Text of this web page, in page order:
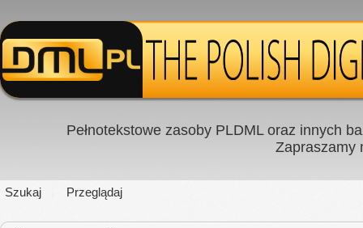
Pełnotekstowe zasoby PLDML oraz innych
Zapraszamy
Szukaj Przeglądaj